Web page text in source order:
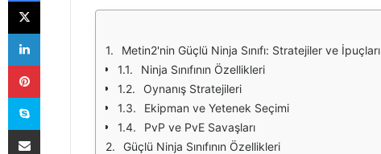
Metin2'nin Güçlü Ninja Sınıfı: Stratejiler ve İpuçları
Ninja Sınıfının Özellikleri
Oynanış Stratejileri
Ekipman ve Yetenek Seçimi
PvP ve PvE Savaşları
Güçlü Ninja Sınıfının Özellikleri
LinkedIn
Pinterest
Skype
E-Posta ile paylaş